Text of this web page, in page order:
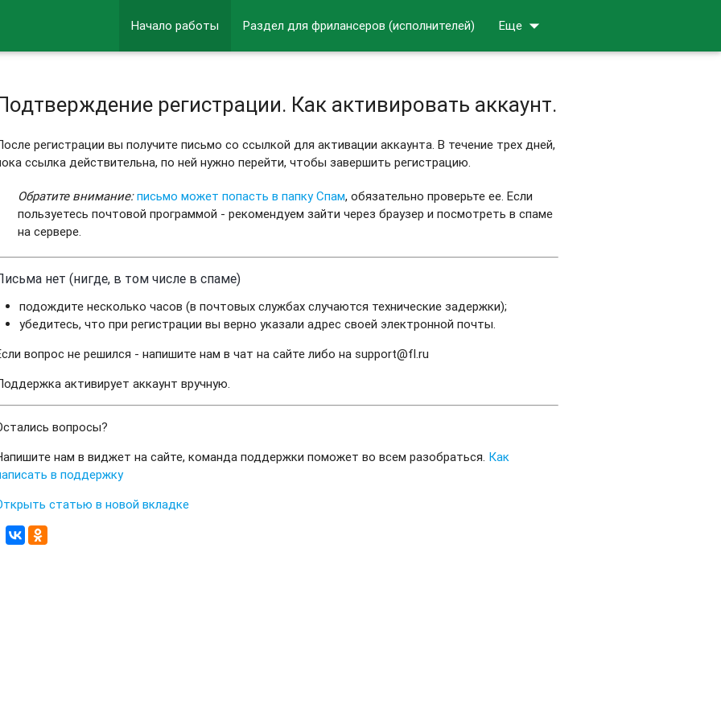
Начало работы Раздел для фрилансеров (исполнителей) Еще arrow_drop_down
регистрации. Как активировать аккаунт.
регистрации вы получите письмо со ссылкой для активации аккаунта. В течение трех дней,
ссылка действительна, по ней нужно перейти, чтобы завершить регистрацию.
Обратите внимание: письмо может попасть в папку Спам, обязательно проверьте ее. Если
пользуетесь почтовой программой - рекомендуем зайти через браузер и посмотреть в спаме
на сервере.
нет (нигде, в том числе в спаме)
подождите несколько часов (в почтовых службах случаются технические задержки);
убедитесь, что при регистрации вы верно указали адрес своей электронной почты.
вопрос не решился - напишите нам в чат на сайте либо на support@fl.ru
активирует аккаунт вручную.
вопросы?
нам в виджет на сайте, команда поддержки поможет во всем разобраться. Как
в поддержку
статью в новой вкладке